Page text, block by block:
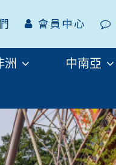
會員中心
洲
中南亞